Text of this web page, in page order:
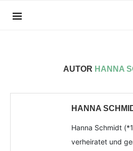
AUTOR HANNA
HANNA
Hanna Schmidt
verheiratet und